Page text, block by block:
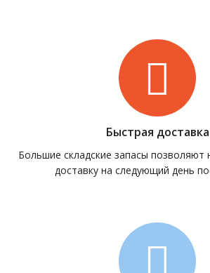
Быстрая доставка
Большие складские запасы позволяют
доставку на следующий день